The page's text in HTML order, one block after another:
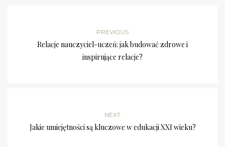
PREVIOUS
Relacje nauczyciel-uczeń: jak budować zdrowe i
inspirujące relacje?
NEXT
Jakie umiejętności są kluczowe w edukacji XXI wieku?